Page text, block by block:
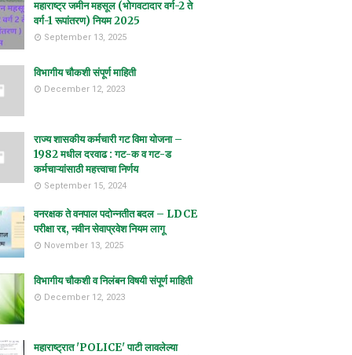
महाराष्ट्र जमीन महसूल (भोगवटादार वर्ग-2 ते
वर्ग-1 रूपांतरण) नियम 2025
September 13, 2025
विभागीय चौकशी संपूर्ण माहिती
December 12, 2023
राज्य शासकीय कर्मचारी गट विमा योजना –
1982 मधील दरवाढ : गट-क व गट-ड
कर्मचाऱ्यांसाठी महत्त्वाचा निर्णय
September 15, 2024
वनरक्षक ते वनपाल पदोन्नतीत बदल – LDCE
परीक्षा रद्द, नवीन सेवाप्रवेश नियम लागू
November 13, 2025
विभागीय चौकशी व निलंबन विषयी संपूर्ण माहिती
December 12, 2023
महाराष्ट्रात 'POLICE' पाटी लावलेल्या